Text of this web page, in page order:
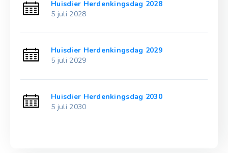
Huisdier Herdenkingsdag 2028
5 juli 2028
Huisdier Herdenkingsdag 2029
5 juli 2029
Huisdier Herdenkingsdag 2030
5 juli 2030